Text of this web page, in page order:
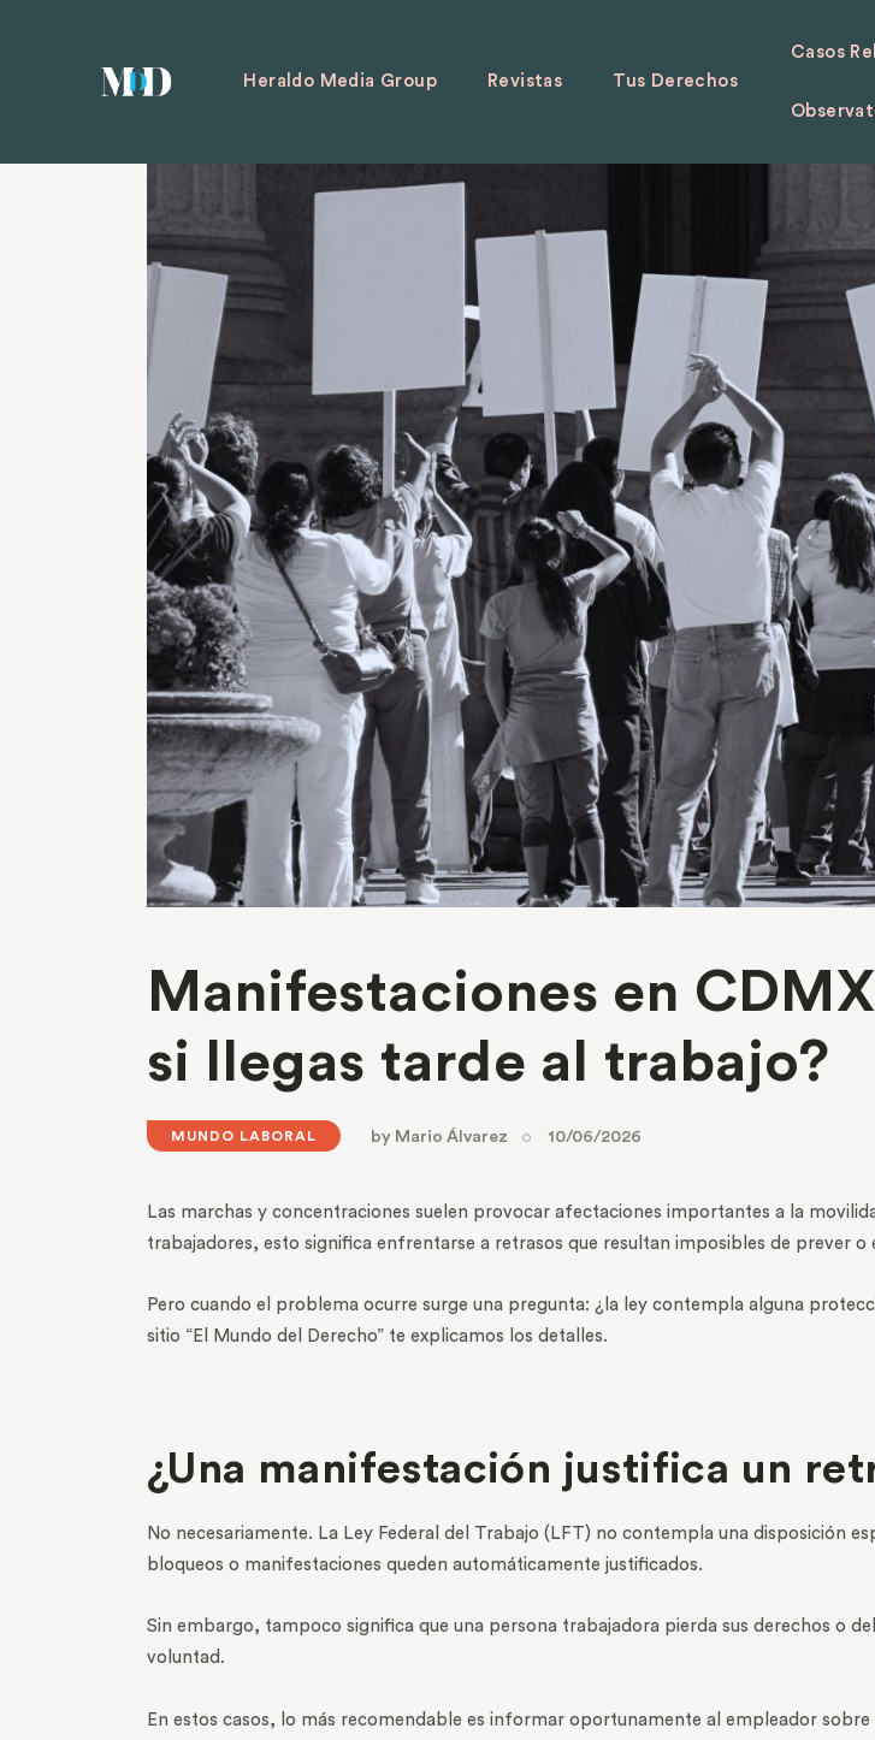
Heraldo Media Group Revistas Tus Derechos
Casos
Manifestaciones en
si llegas tarde al trabajo?
MUNDO LABORAL by Mario Álvarez 10/06/2026
Las marchas y concentraciones suelen provocar afectaciones importantes a la
trabajadores, esto significa enfrentarse a retrasos que resultan imposibles de prever o
Pero cuando el problema ocurre surge una pregunta: ¿la ley contempla alguna
sitio “El Mundo del Derecho” te explicamos los detalles.
¿Una manifestación justifica un
No necesariamente. La Ley Federal del Trabajo (LFT) no contempla una disposición
bloqueos o manifestaciones queden automáticamente justificados.
Sin embargo, tampoco significa que una persona trabajadora pierda sus derechos o
voluntad.
En estos casos, lo más recomendable es informar oportunamente al empleador